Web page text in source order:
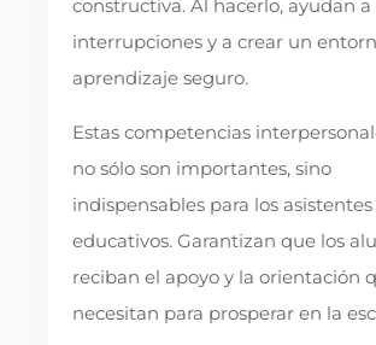
constructiva. Al hacerlo, ayudan
interrupciones y a crear un
aprendizaje seguro.
Estas competencias
no sólo son importantes, sino
indispensables para los asistentes
educativos. Garantizan que los
reciban el apoyo y la orientación
necesitan para prosperar en la